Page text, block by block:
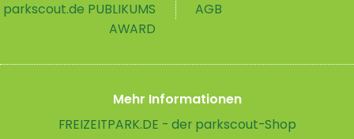
parkscout.de PUBLIKUMS
AWARD
AGB
Mehr Informationen
FREIZEITPARK.DE - der parkscout-Shop